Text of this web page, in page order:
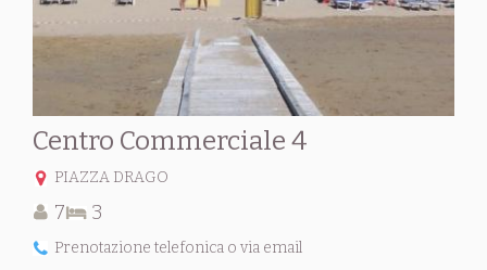
Centro Commerciale 4
PIAZZA DRAGO
7 3
Prenotazione telefonica o via email